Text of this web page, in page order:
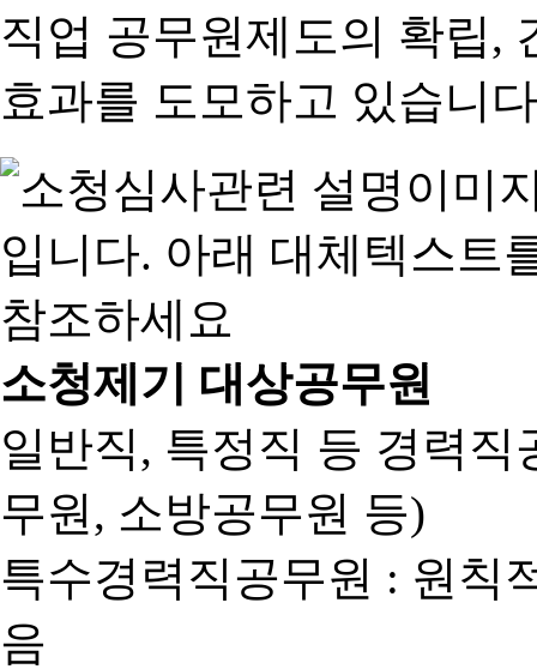
직업 공무원제도의 확립,
효과를 도모하고 있습니
소청제기 대상공무원
일반직, 특정직 등 경력
무원, 소방공무원 등)
특수경력직공무원 : 원칙
음